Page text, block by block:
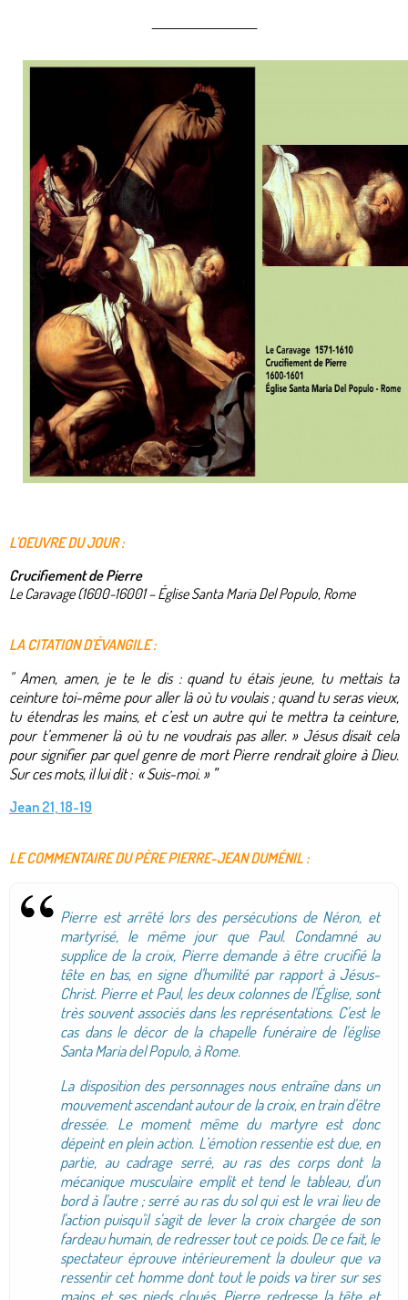
L'OEUVRE DU JOUR :
Crucifiement de Pierre
Le Caravage (1600-16001 – Église Santa Maria Del Populo, Rome
LA CITATION D'ÉVANGILE :
" Amen, amen, je te le dis : quand tu étais jeune, tu mettais ta
ceinture toi-même pour aller là où tu voulais ; quand tu seras vieux,
tu étendras les mains, et c’est un autre qui te mettra ta ceinture,
pour t’emmener là où tu ne voudrais pas aller. » Jésus disait cela
pour signifier par quel genre de mort Pierre rendrait gloire à Dieu.
Sur ces mots, il lui dit : « Suis-moi. » "
Jean 21, 18-19
LE COMMENTAIRE DU PÈRE PIERRE-JEAN DUMÉNIL :
Pierre est arrêté lors des persécutions de Néron, et
martyrisé, le même jour que Paul. Condamné au
supplice de la croix, Pierre demande à être crucifié la
tête en bas, en signe d'humilité par rapport à Jésus-
Christ. Pierre et Paul, les deux colonnes de l'Église, sont
très souvent associés dans les représentations. C'est le
cas dans le décor de la chapelle funéraire de l'église
Santa Maria del Populo, à Rome.
La disposition des personnages nous entraîne dans un
mouvement ascendant autour de la croix, en train d'être
dressée. Le moment même du martyre est donc
dépeint en plein action. L’émotion ressentie est due, en
partie, au cadrage serré, au ras des corps dont la
mécanique musculaire emplit et tend le tableau, d'un
bord à l'autre ; serré au ras du sol qui est le vrai lieu de
l'action puisqu'il s'agit de lever la croix chargée de son
fardeau humain, de redresser tout ce poids. De ce fait, le
spectateur éprouve intérieurement la douleur que va
ressentir cet homme dont tout le poids va tirer sur ses
mains et ses pieds cloués. Pierre redresse la tête et